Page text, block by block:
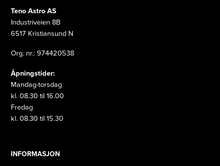
Teno Astro AS
Industriveien 8B
6517 Kristiansund N
Org. nr.: 974420538
Åpningstider:
Mandag-torsdag
kl. 08.30 til 16.00
Fredag
kl. 08.30 til 15.30
INFORMASJON